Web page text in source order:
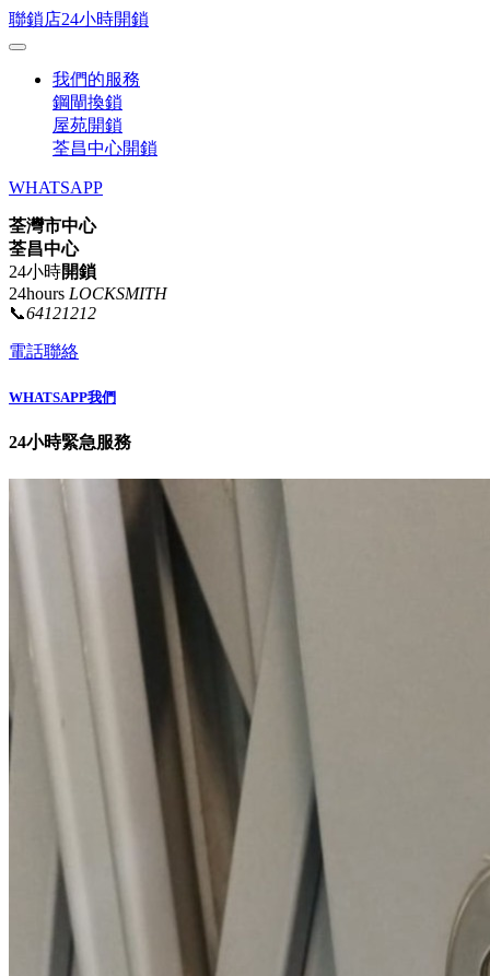
聯鎖店24小時開鎖
我們的服務
鋼閘換鎖
屋苑開鎖
荃昌中心開鎖
WHATSAPP
荃灣市中心
荃昌中心
24小時開鎖
24hours LOCKSMITH
📞64121212
電話聯絡
WHATSAPP我們
24小時緊急服務